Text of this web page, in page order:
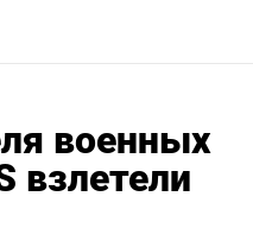
военных
взлетели